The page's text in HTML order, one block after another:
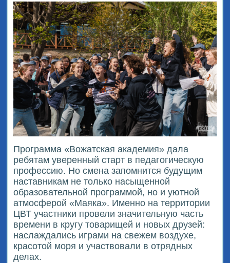
Программа «Вожатская академия» дала
ребятам уверенный старт в педагогическую
профессию. Но смена запомнится будущим
наставникам не только насыщенной
образовательной программой, но и уютной
атмосферой «Маяка». Именно на территории
ЦВТ участники провели значительную часть
времени в кругу товарищей и новых друзей:
наслаждались играми на свежем воздухе,
красотой моря и участвовали в отрядных
делах.